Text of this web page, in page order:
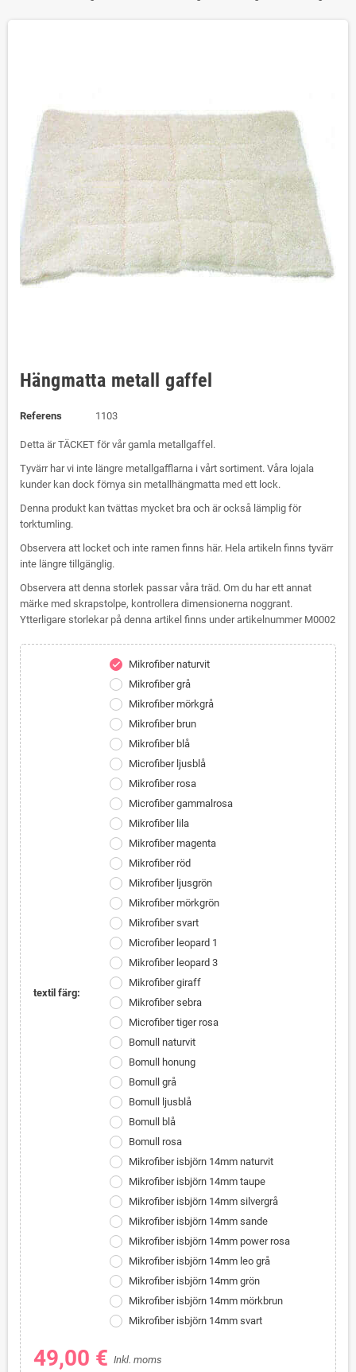
Hängmatta metall gaffel
Referens 1103
Detta är TÄCKET för vår gamla metallgaffel.
Tyvärr har vi inte längre metallgafflarna i vårt sortiment. Våra lojala
kunder kan dock förnya sin metallhängmatta med ett lock.
Denna produkt kan tvättas mycket bra och är också lämplig för
torktumling.
Observera att locket och inte ramen finns här. Hela artikeln finns tyvärr
inte längre tillgänglig.
Observera att denna storlek passar våra träd. Om du har ett annat
märke med skrapstolpe, kontrollera dimensionerna noggrant.
Ytterligare storlekar på denna artikel finns under artikelnummer M0002
textil färg:
check
Mikrofiber naturvit
Mikrofiber grå
Mikrofiber mörkgrå
Mikrofiber brun
Mikrofiber blå
Microfiber ljusblå
Mikrofiber rosa
Microfiber gammalrosa
Mikrofiber lila
Mikrofiber magenta
Mikrofiber röd
Mikrofiber ljusgrön
Mikrofiber mörkgrön
Mikrofiber svart
Microfiber leopard 1
Mikrofiber leopard 3
Mikrofiber giraff
Mikrofiber sebra
Microfiber tiger rosa
Bomull naturvit
Bomull honung
Bomull grå
Bomull ljusblå
Bomull blå
Bomull rosa
Mikrofiber isbjörn 14mm naturvit
Mikrofiber isbjörn 14mm taupe
Mikrofiber isbjörn 14mm silvergrå
Mikrofiber isbjörn 14mm sande
Mikrofiber isbjörn 14mm power rosa
Mikrofiber isbjörn 14mm leo grå
Mikrofiber isbjörn 14mm grön
Mikrofiber isbjörn 14mm mörkbrun
Mikrofiber isbjörn 14mm svart
49,00 € Inkl. moms